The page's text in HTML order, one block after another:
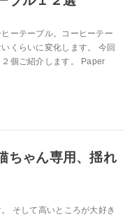
ーテーブル。コーヒーテー
くらいに変化します。 今回
個ご紹介します。 Paper
ちゃん専用、揺れ
そして高いところが大好き